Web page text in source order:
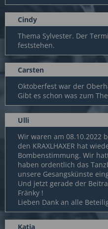
Cindy
Thema Sylvester. Der
feststehen.
Carsten
Oktoberfest war der
Gibt es schon was zum
Ulli
Wir waren am 08.10.2022
den KRAXLHAXER hat
Bombenstimmung. Wir
haben ordentlich das
unsere Gesangskünste
Und jetzt gerade der
Fränky !
Lieben Dank an alle
Katja